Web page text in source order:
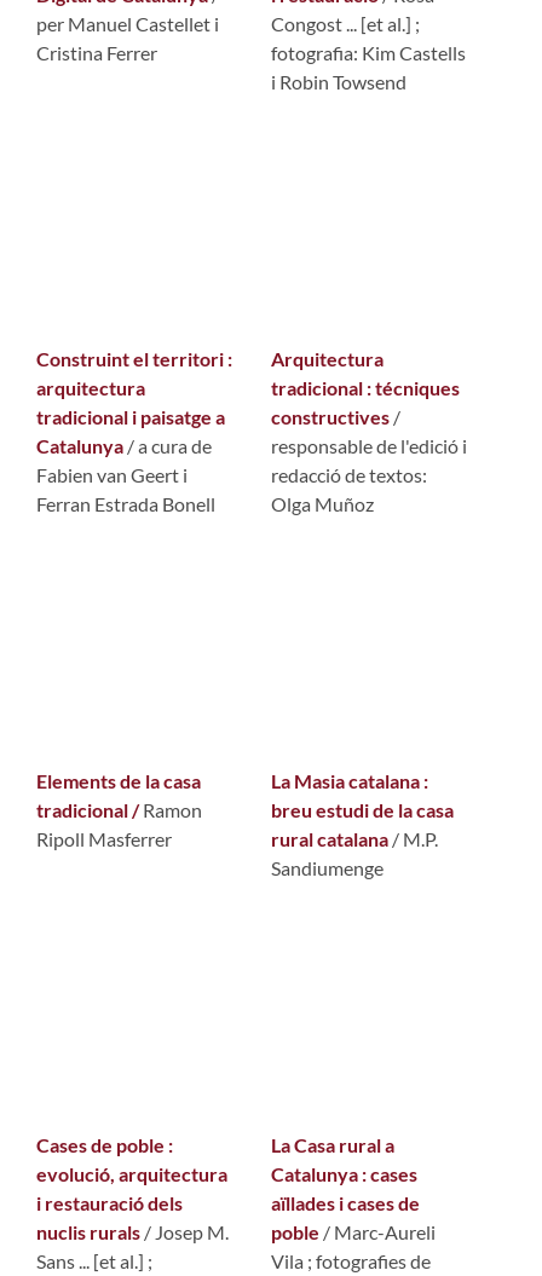
per Manuel Castellet i
Cristina Ferrer
Congost ... [et al.] ;
fotografia: Kim Castells
i Robin Towsend
Construint el territori :
arquitectura
tradicional i paisatge a
Catalunya / a cura de
Fabien van Geert i
Ferran Estrada Bonell
Arquitectura
tradicional : técniques
constructives /
responsable de l'edició i
redacció de textos:
Olga Muñoz
Elements de la casa
tradicional /Ramon
Ripoll Masferrer
La Masia catalana :
breu estudi de la casa
rural catalana / M.P.
Sandiumenge
Cases de poble :
evolució, arquitectura
i restauració dels
nuclis rurals / Josep M.
Sans ... [et al.] ;
La Casa rural a
Catalunya : cases
aïllades i cases de
poble / Marc-Aureli
Vila ; fotografies de